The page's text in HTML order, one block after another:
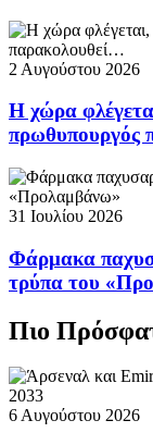
2 Αυγούστου 2026
Η χώρα
πρωθυπουργός
31 Ιουλίου 2026
Φάρμακα
τρύπα του
Πιο
6 Αυγούστου 2026